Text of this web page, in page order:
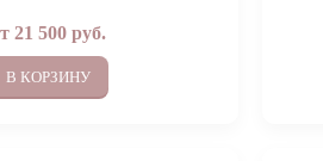
21 500 руб.
В КОРЗИНУ